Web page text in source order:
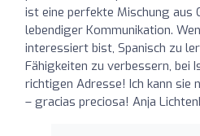
ist eine perfekte Mischung aus
lebendiger Kommunikation.
interessiert bist, Spanisch zu
Fähigkeiten zu verbessern, bei
richtigen Adresse! Ich kann sie
– gracias preciosa! Anja